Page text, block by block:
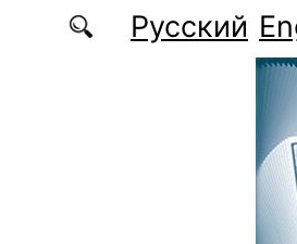
Русский